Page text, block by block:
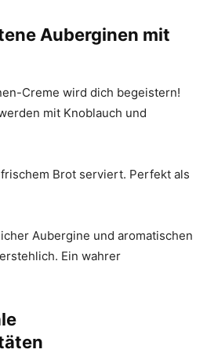
Auberginen mit
Creme wird dich begeistern!
mit Knoblauch und
Brot serviert. Perfekt als
Aubergine und aromatischen
Ein wahrer